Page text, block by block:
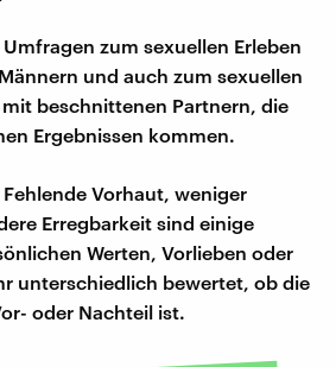
zum sexuellen Erleben
und auch zum sexuellen
mit beschnittenen Partnern, die
Ergebnissen kommen.
Vorhaut, weniger
Erregbarkeit sind einige
Werten, Vorlieben oder
unterschiedlich bewertet, ob die
oder Nachteil ist.